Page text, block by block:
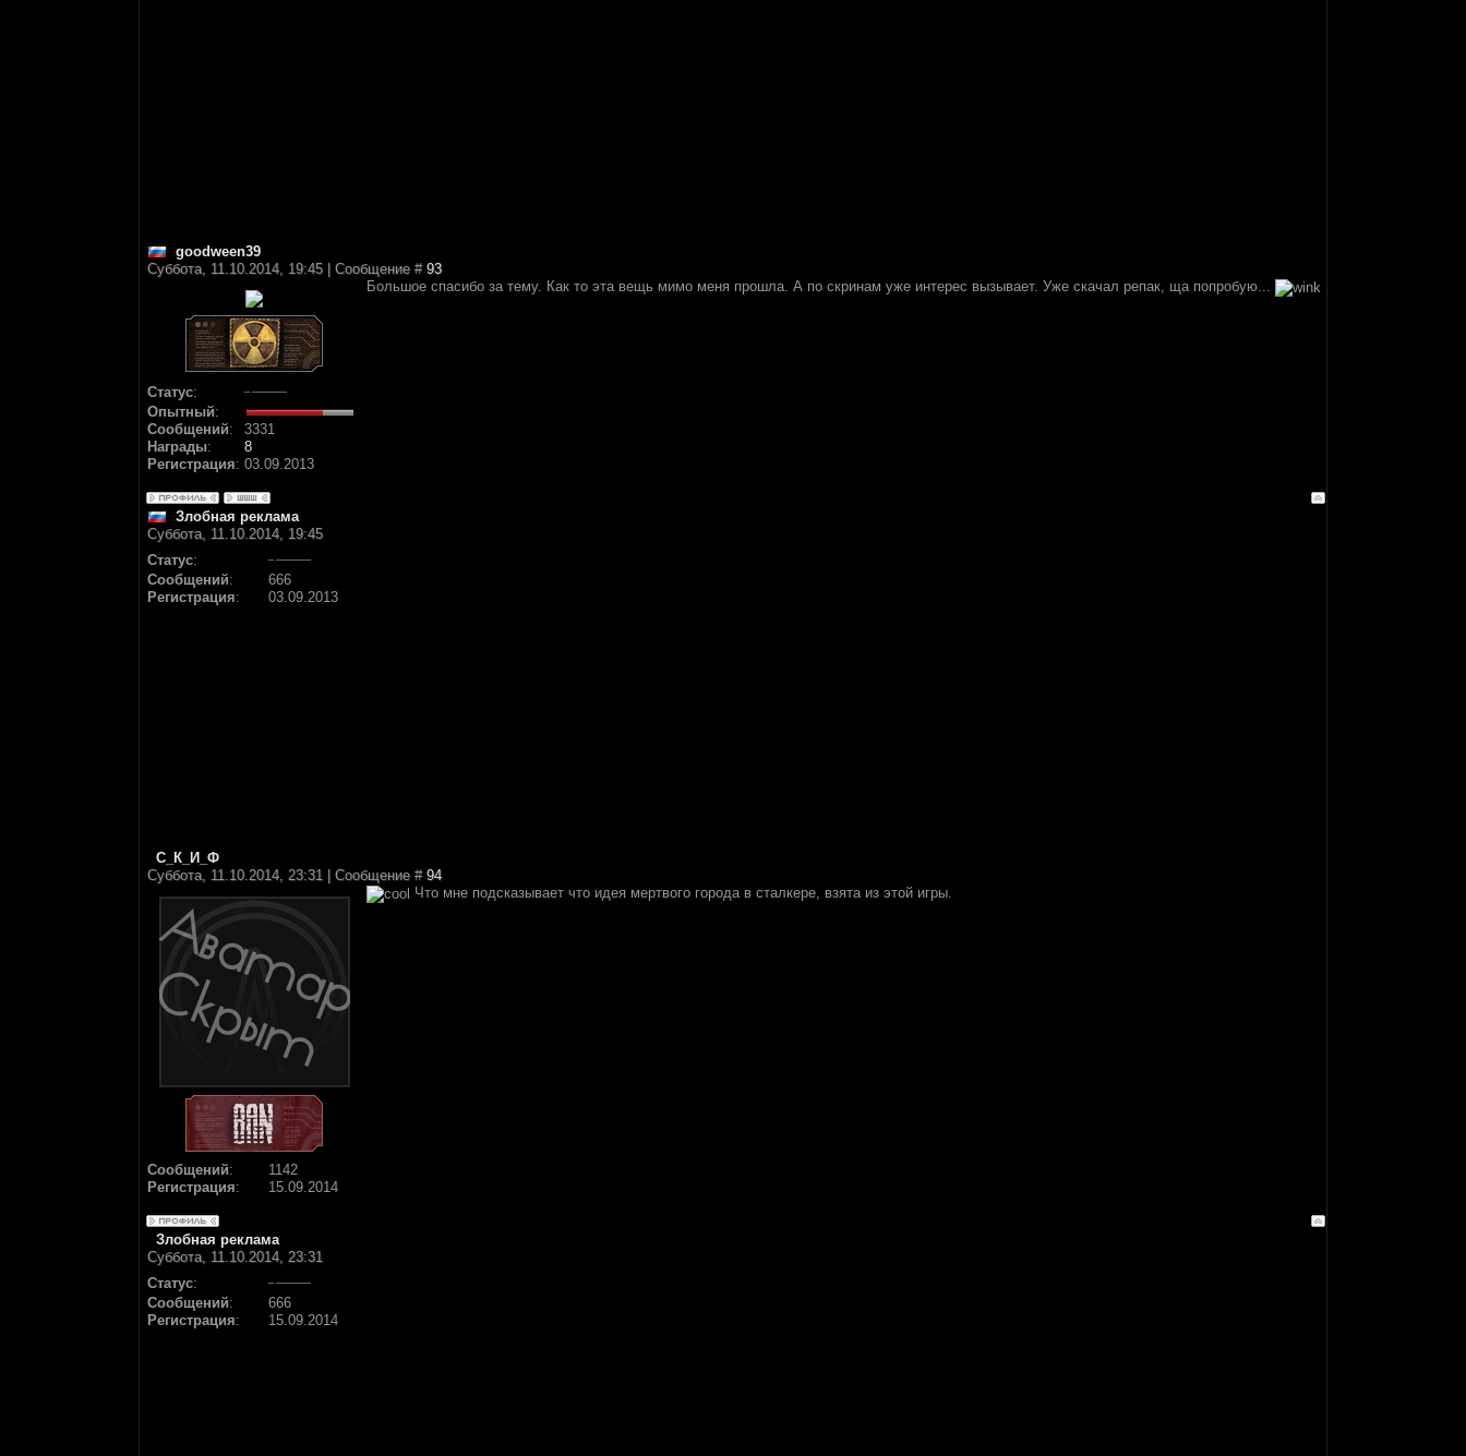
goodween39
Суббота, 11.10.2014, 19:45 | Сообщение # 93
Статус:
Опытный:
Сообщений:
3331
Награды:
8
Регистрация: 03.09.2013
Большое спасибо за тему. Как то эта вещь мимо меня прошла. А по скринам уже интерес вызывает. Уже скачал репак, ща попробую...
Злобная реклама
Суббота, 11.10.2014, 19:45
Статус:
Сообщений:
666
Регистрация: 03.09.2013
С_К_И_Ф
Суббота, 11.10.2014, 23:31 | Сообщение # 94
Сообщений:
1142
Регистрация: 15.09.2014
Что мне подсказывает что идея мертвого города в сталкере, взята из этой игры.
Злобная реклама
Суббота, 11.10.2014, 23:31
Статус:
Сообщений:
666
Регистрация: 15.09.2014